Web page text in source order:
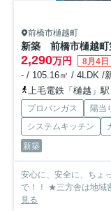
前橋市樋越町
2,290万円 8月4日
- / 105.16㎡ / 4LDK /
上毛電鉄「樋越」
プロパンガス 陽当
システムキッチン
新築
安心に、安全に、ちょ
で！！ ★三方舎
見る